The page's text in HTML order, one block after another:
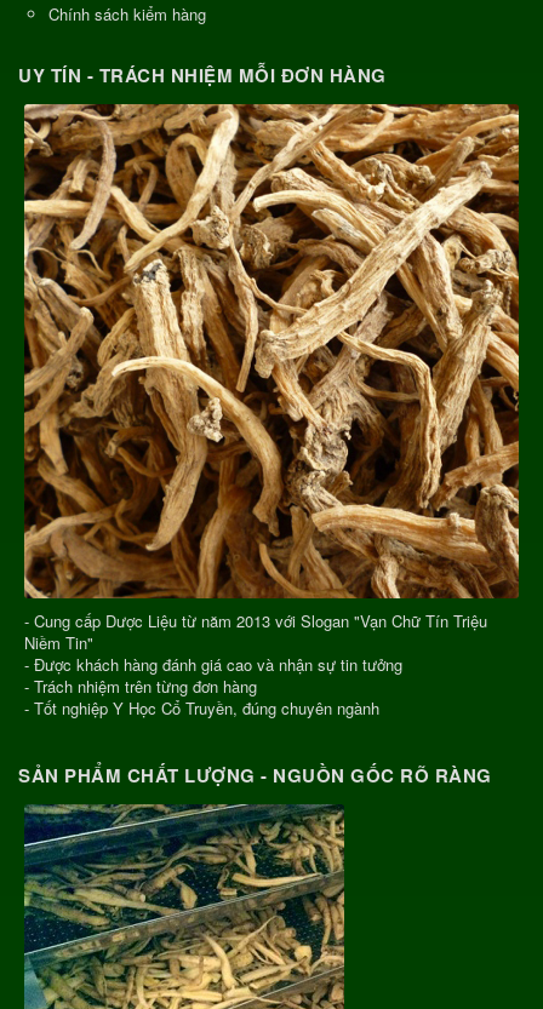
Chính sách kiểm hàng
UY TÍN - TRÁCH NHIỆM MỖI ĐƠN HÀNG
- Cung cấp Dược Liệu từ năm 2013 với Slogan "Vạn Chữ Tín Triệu
Niềm Tin"
- Được khách hàng đánh giá cao và nhận sự tin tưởng
- Trách nhiệm trên từng đơn hàng
- Tốt nghiệp Y Học Cổ Truyền, đúng chuyên ngành
SẢN PHẨM CHẤT LƯỢNG - NGUỒN GỐC RÕ RÀNG